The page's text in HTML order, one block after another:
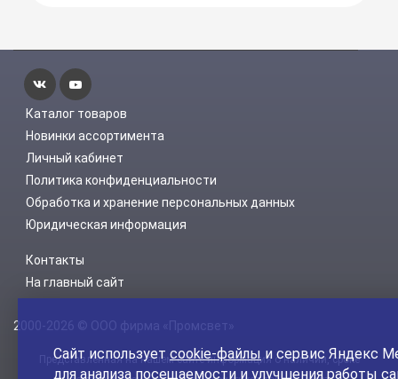
Каталог товаров
Новинки ассортимента
Личный кабинет
Политика конфиденциальности
Обработка и хранение персональных данных
Юридическая информация
Контакты
На главный сайт
2000-2026 © ООО фирма «Промсвет»
Представленная на нашем сайте информация о наличии, сроке
Сайт используетcookie-файлы и сервис Яндекс
для анализа посещаемости и улучшения работы